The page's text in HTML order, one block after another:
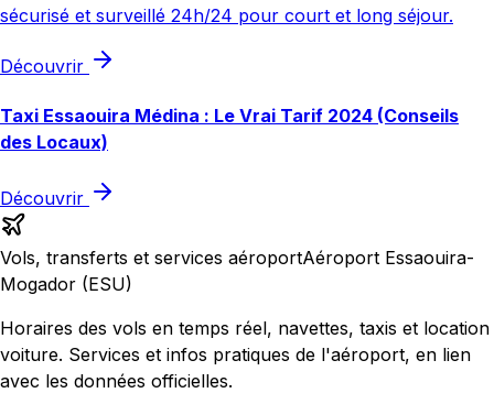
sécurisé et surveillé 24h/24 pour court et long séjour.
Découvrir
Taxi Essaouira Médina : Le Vrai Tarif 2024 (Conseils
des Locaux)
Découvrir
Vols, transferts et services aéroportAéroport Essaouira-
Mogador (ESU)
Horaires des vols en temps réel, navettes, taxis et location
voiture. Services et infos pratiques de l'aéroport, en lien
avec les données officielles.